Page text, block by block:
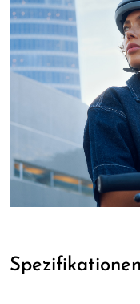
Spezifikationen